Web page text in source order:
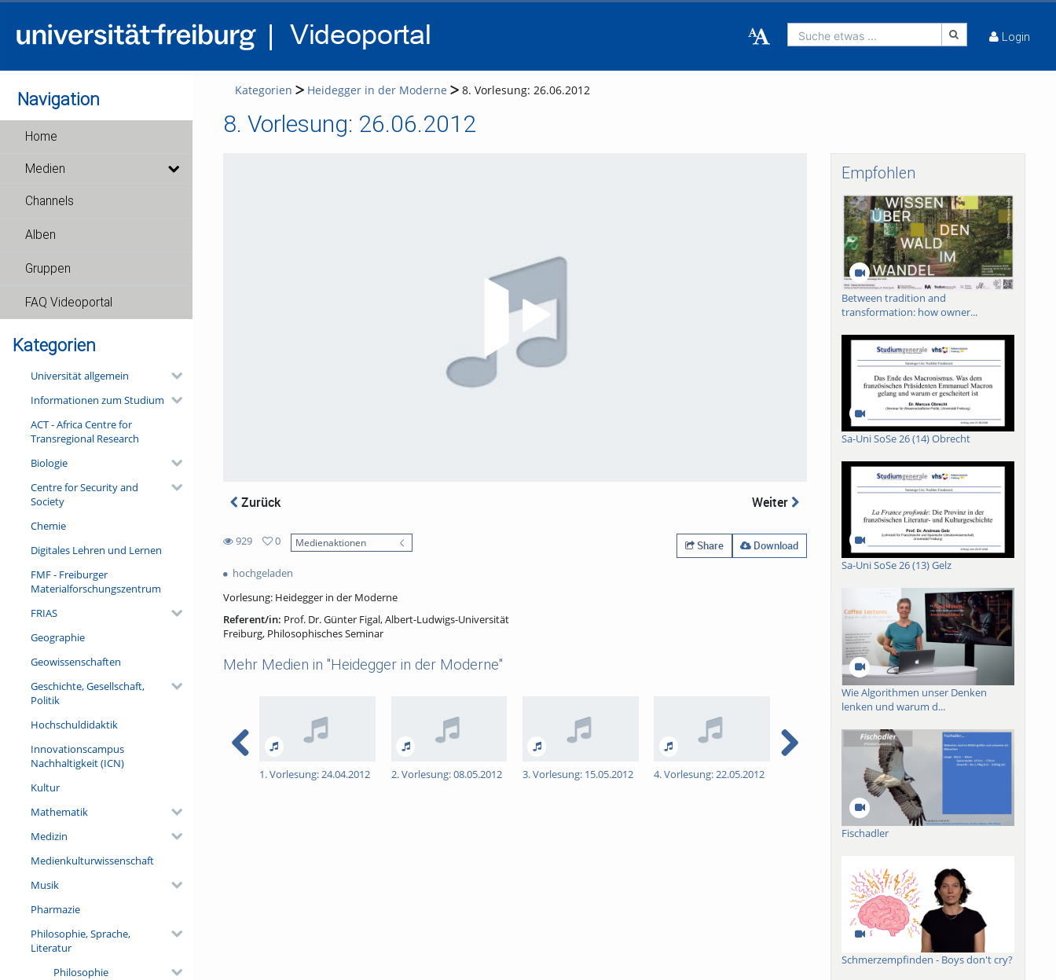
Suche etwas ... Login
Navigation
Home
Medien
Channels
Alben
Gruppen
FAQ Videoportal
Kategorien
Universität allgemein
Informationen zum Studium
ACT - Africa Centre for
Transregional Research
Biologie
Centre for Security and
Society
Chemie
Digitales Lehren und Lernen
FMF - Freiburger
Materialforschungszentrum
FRIAS
Geographie
Geowissenschaften
Geschichte, Gesellschaft,
Politik
Hochschuldidaktik
Innovationscampus
Nachhaltigkeit (ICN)
Kultur
Mathematik
Medizin
Medienkulturwissenschaft
Musik
Pharmazie
Philosophie, Sprache,
Literatur
Philosophie
Kategorien Heidegger in der Moderne 8. Vorlesung: 26.06.2012
8. Vorlesung: 26.06.2012
Zurück Weiter
929
views
0
favorites
Medienaktionen Share
Download
hochgeladen
Vorlesung: Heidegger in der Moderne
Referent/in: Prof. Dr. Günter Figal, Albert-Ludwigs-Universität
Freiburg, Philosophisches Seminar
Mehr Medien in "Heidegger in der Moderne"
1. Vorlesung: 24.04.2012 2. Vorlesung: 08.05.2012 3. Vorlesung: 15.05.2012 4. Vorlesung: 22.05.2012 5. Vorlesung: 05.06.2012
Empfohlen
Between tradition and
transformation: how owner...
Sa-Uni SoSe 26 (14) Obrecht
Sa-Uni SoSe 26 (13) Gelz
Wie Algorithmen unser Denken
lenken und warum d...
Fischadler
Schmerzempfinden - Boys don't cry?